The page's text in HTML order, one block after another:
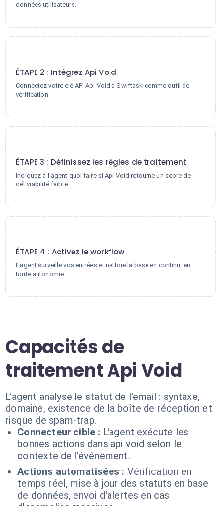
données utilisateurs.
ÉTAPE 2 : Intégrez Api Void
Connectez votre clé API Api Void à Swiftask comme outil de
vérification.
ÉTAPE 3 : Définissez les règles de traitement
Indiquez à l'agent quoi faire si Api Void retourne un score de
délivrabilité faible.
ÉTAPE 4 : Activez le workflow
L'agent surveille vos entrées et nettoie la base en continu, en
toute autonomie.
Capacités de
traitement Api Void
L'agent analyse le statut de l'email : syntaxe,
domaine, existence de la boîte de réception et
risque de spam-trap.
Connecteur cible : L'agent exécute les
bonnes actions dans api void selon le
contexte de l'événement.
Actions automatisées : Vérification en
temps réel, mise à jour des statuts en base
de données, envoi d'alertes en cas